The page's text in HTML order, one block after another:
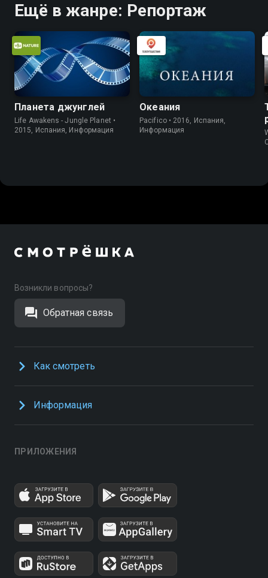
Ещё в жанре: Репортаж
Планета джунглей
Life Awakens - Jungle Planet •
2015, Испания, Информация
Океания
Pacifico • 2016, Испания,
Информация
Возникли вопросы?
Обратная связь
Как смотреть
Информация
ПРИЛОЖЕНИЯ